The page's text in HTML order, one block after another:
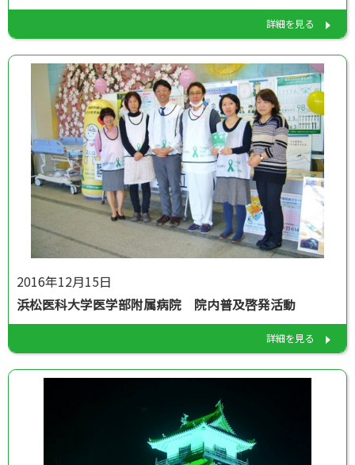
詳細を見る
2016年12月15日
浜松医科大学医学部附属病院 院内普及啓発活動
詳細を見る